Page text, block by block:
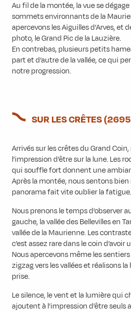
Au fil de la montée, la vue se
sommets environnants de la
apercevons les Aiguilles d’Arves, et
photo, le Grand Pic de la Lauzière.
En contrebas, plusieurs petits
part et d’autre de la vallée, ce qui
notre progression.
SUR LES CRÊTES
Arrivés sur les crêtes du Grand
l’impression d’être sur la lune. Les
qui souffle fort donnent une
Après la montée, nous sentons
panorama fait vite oublier la fatigue.
Nous prenons le temps d’observer
gauche, la vallée des Bellevilles en
vallée de la Maurienne. Les
c’est assez rare dans le coin
Nous apercevons même les
zigzag vers les vallées et réalisons
prise.
Le silence, le vent et la lumière qui
ajoutent à l’impression d’être seuls